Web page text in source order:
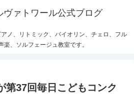
ノ、リトミック、バイオリン、チェロ、フル
楽、ソルフェージュ教室です。
第37回毎日こどもコンク